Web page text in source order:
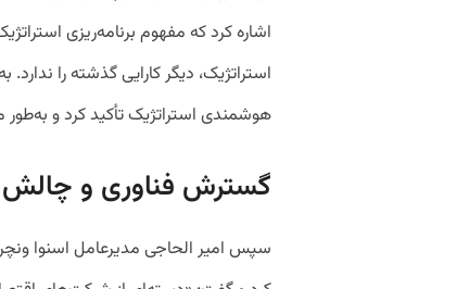
اشاره کرد که مفهوم برنامه‌ریزی
استراتژیک، دیگر کارایی گذشته را
هوشمندی استراتژیک تأکید کرد و به‌طور
گسترش فناوری و
سپس امیر الحاجی مدیرعامل اسنوا